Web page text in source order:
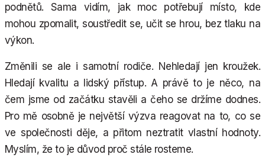
podnětů. Sama vidím, jak moc potřebují místo, kde
mohou zpomalit, soustředit se, učit se hrou, bez tlaku na
výkon.
Změnili se ale i samotní rodiče. Nehledají jen kroužek.
Hledají kvalitu a lidský přístup. A právě to je něco, na
čem jsme od začátku stavěli a čeho se držíme dodnes.
Pro mě osobně je největší výzva reagovat na to, co se
ve společnosti děje, a přitom neztratit vlastní hodnoty.
Myslím, že to je důvod proč stále rosteme.